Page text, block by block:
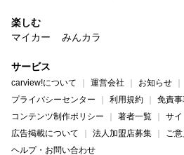
楽しむ
マイカー
みんカラ
サービス
carview!について 運営会社 お知らせ
プライバシーセンター
利用規約
免責
コンテンツ制作ポリシー
著者一覧
サ
広告掲載について
法人加盟店募集
ご
ヘルプ・お問い合わせ